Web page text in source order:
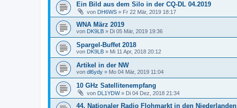
Ein Bild aus dem Silo in der CQ-DL 04.2019
von DH6WS » Fr 22 Mär, 2019 18:17
WNA März 2019
von DK9LB » Di 05 Mär, 2019 19:36
Spargel-Buffet 2018
von DK9LB » Mi 11 Apr, 2018 20:12
Artikel in der NW
von dl6ydy » Mo 04 Mär, 2019 11:04
10 GHz Satellitenempfang
von DL1YDW» Di 04 Dez, 2018 21:34
44. Nationaler Radio Flohmarkt in den Niederlanden